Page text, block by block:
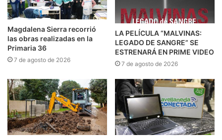
Magdalena Sierra recorrió
las obras realizadas en la
Primaria 36
7 de agosto de 2026
LA PELÍCULA “MALVINAS:
LEGADO DE SANGRE” SE
ESTRENARÁ EN PRIME VIDEO
7 de agosto de 2026